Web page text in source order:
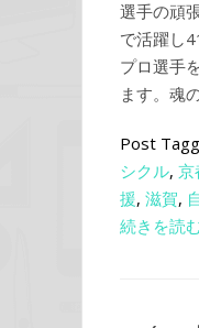
選手の頑
で活躍し
プロ選手
ます。魂
Post
シクル, 京
援, 滋賀,
続きを読